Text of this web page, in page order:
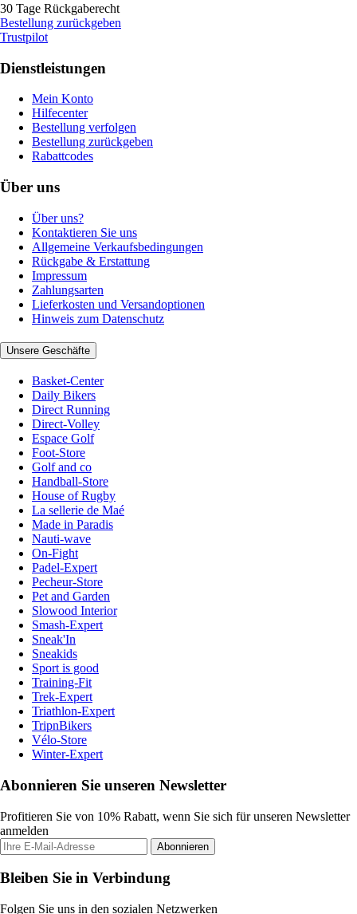
30 Tage Rückgaberecht
Bestellung zurückgeben
Trustpilot
Dienstleistungen
Mein Konto
Hilfecenter
Bestellung verfolgen
Bestellung zurückgeben
Rabattcodes
Über uns
Über uns?
Kontaktieren Sie uns
Allgemeine Verkaufsbedingungen
Rückgabe & Erstattung
Impressum
Zahlungsarten
Lieferkosten und Versandoptionen
Hinweis zum Datenschutz
Unsere Geschäfte
Basket-Center
Daily Bikers
Direct Running
Direct-Volley
Espace Golf
Foot-Store
Golf and co
Handball-Store
House of Rugby
La sellerie de Maé
Made in Paradis
Nauti-wave
On-Fight
Padel-Expert
Pecheur-Store
Pet and Garden
Slowood Interior
Smash-Expert
Sneak'In
Sneakids
Sport is good
Training-Fit
Trek-Expert
Triathlon-Expert
TripnBikers
Vélo-Store
Winter-Expert
Abonnieren Sie unseren Newsletter
Profitieren Sie von 10% Rabatt, wenn Sie sich für unseren Newsletter
anmelden
Abonnieren
Bleiben Sie in Verbindung
Folgen Sie uns in den sozialen Netzwerken